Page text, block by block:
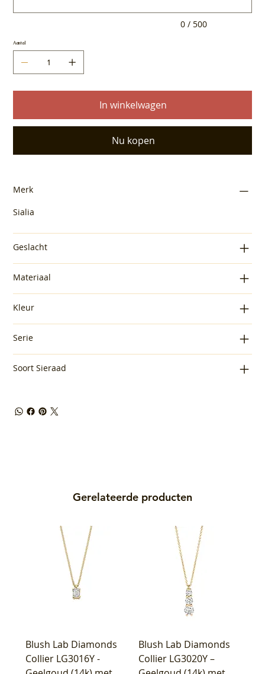
0 / 500
Aantal
In winkelwagen
Nu kopen
Merk
Sialia
Geslacht
Materiaal
Kleur
Serie
Soort Sieraad
Gerelateerde producten
Blush Lab Diamonds
Collier LG3016Y -
Blush Lab Diamonds
Collier LG3020Y –